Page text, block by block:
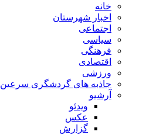
خانه
اخبار شهرستان
اجتماعی
سیاسی
فرهنگی
اقتصادی
ورزشی
جاذبه های گردشگری سرعین
آرشیو
ویدئو
عکس
گزارش